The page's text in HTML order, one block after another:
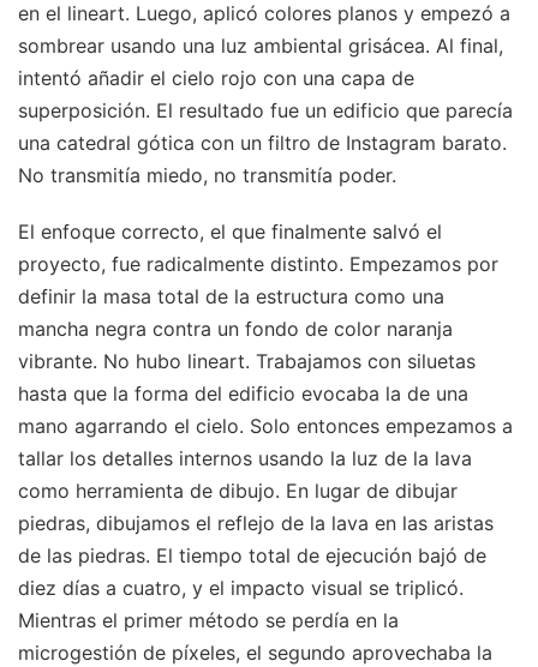
en el lineart. Luego, aplicó colores planos y empezó a
sombrear usando una luz ambiental grisácea. Al final,
intentó añadir el cielo rojo con una capa de
superposición. El resultado fue un edificio que parecía
una catedral gótica con un filtro de Instagram barato.
No transmitía miedo, no transmitía poder.
El enfoque correcto, el que finalmente salvó el
proyecto, fue radicalmente distinto. Empezamos por
definir la masa total de la estructura como una
mancha negra contra un fondo de color naranja
vibrante. No hubo lineart. Trabajamos con siluetas
hasta que la forma del edificio evocaba la de una
mano agarrando el cielo. Solo entonces empezamos a
tallar los detalles internos usando la luz de la lava
como herramienta de dibujo. En lugar de dibujar
piedras, dibujamos el reflejo de la lava en las aristas
de las piedras. El tiempo total de ejecución bajó de
diez días a cuatro, y el impacto visual se triplicó.
Mientras el primer método se perdía en la
microgestión de píxeles, el segundo aprovechaba la